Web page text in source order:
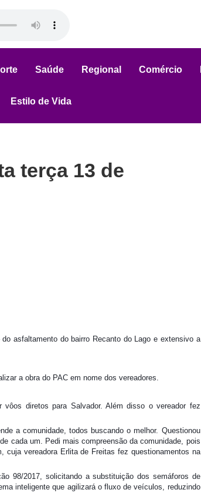
Saúde Regional Comércio
Estilo de Vida
terça 13 de
asfaltamento do bairro Recanto do Lago e extensivo a
a obra do PAC em nome dos vereadores.
vôos diretos para Salvador. Além disso o vereador fez
a comunidade, todos buscando o melhor. Questionou
cada um. Pedi mais compreensão da comunidade, pois
cuja vereadora Erlita de Freitas fez questionamentos na
98/2017, solicitando a substituição dos semáforos de
inteligente que agilizará o fluxo de veículos, reduzindo